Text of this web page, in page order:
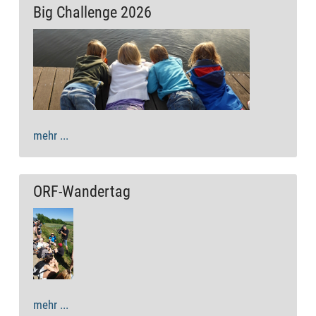
Big Challenge 2026
mehr ...
ORF-Wandertag
mehr ...